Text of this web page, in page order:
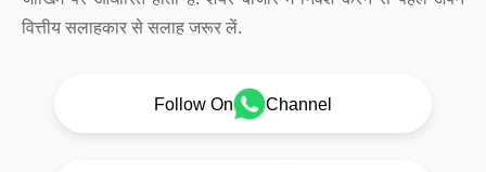
वित्तीय सलाहकार से सलाह जरूर लें.
Follow On Channel